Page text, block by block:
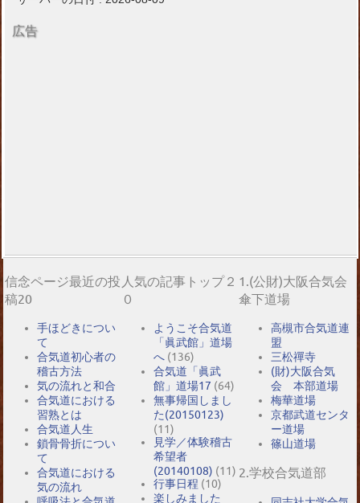
広告
信念ページ最近の投
稿20
手ほどきについ
て
合気道初心者の
稽古方法
気の流れと和合
合気道における
習熟とは
合気道人生
鎖骨骨折につい
て
合気道における
気の流れ
人気の記事トップ２
０
ようこそ合気道
「眞武館」道場
へ (136)
合気道「眞武
館」道場17 (64)
無事帰国しまし
た(20150123)
(11)
見学／体験稽古
希望者
(20140108) (11)
行事日程 (10)
楽しみました
1.(公財)大阪合気会
傘下道場
高槻市合気道連
盟
三松禪寺
(財)大阪合気
会 本部道場
梅華道場
京都武道センタ
ー道場
篠山道場
2.学校合気道部